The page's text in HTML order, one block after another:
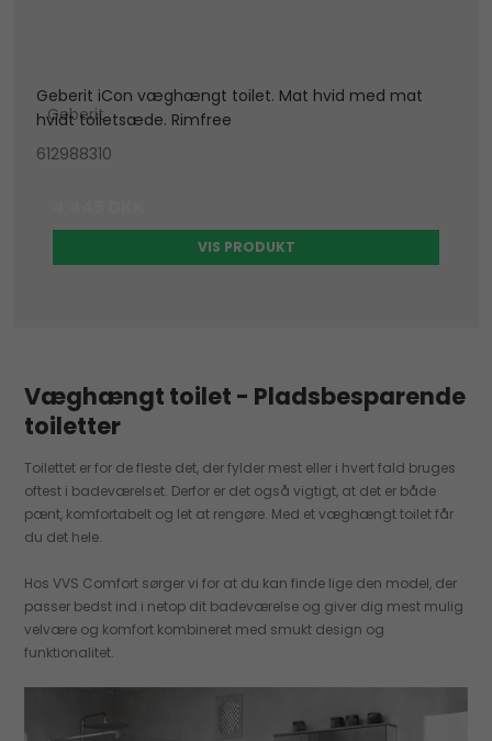
Geberit iCon væghængt toilet. Mat hvid med mat
hvidt toiletsæde. Rimfree
Geberit
612988310
VIS PRODUKT
Væghængt toilet - Pladsbesparende
toiletter
Toilettet er for de fleste det, der fylder mest eller i hvert fald bruges
oftest i badeværelset. Derfor er det også vigtigt, at det er både
pænt, komfortabelt og let at rengøre. Med et væghængt toilet får
du det hele.
Hos VVS Comfort sørger vi for at du kan finde lige den model, der
passer bedst ind i netop dit badeværelse og giver dig mest mulig
velvære og komfort kombineret med smukt design og
funktionalitet.